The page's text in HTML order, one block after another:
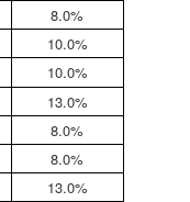
8.0%
10.0%
10.0%
13.0%
8.0%
8.0%
13.0%